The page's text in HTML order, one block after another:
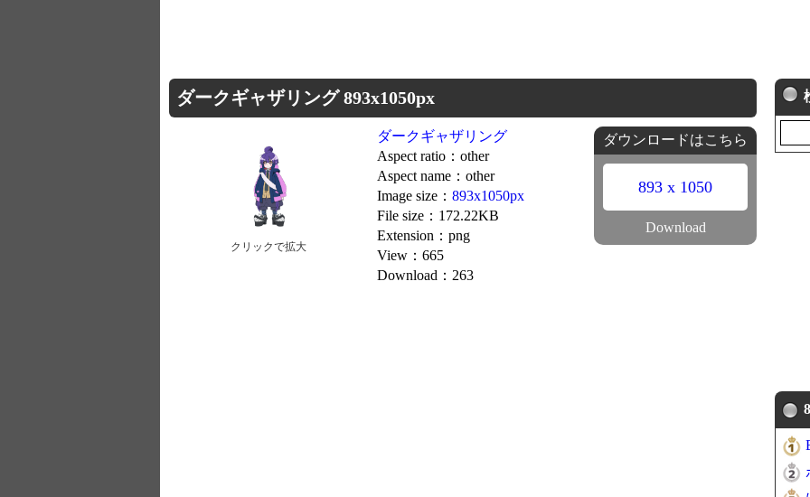
ダークギャザリング 893x1050px
クリックで拡大
ダークギャザリング
Aspect ratio：other
Aspect name：other
Image size： 893x1050px
File size：172.22KB
Extension：png
View：665
Download：263
ダウンロードはこちら
893 x 1050
Download